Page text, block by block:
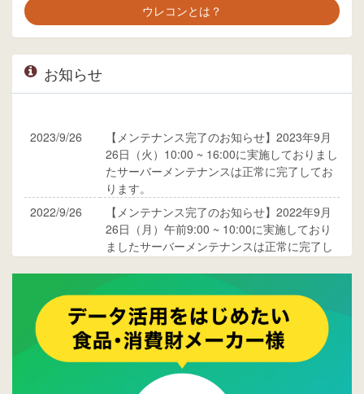
ウレコンとは？
お知らせ
2023/9/26
【メンテナンス完了のお知らせ】2023年9月
26日（火）10:00 ~ 16:00に実施しておりまし
たサーバーメンテナンスは正常に完了してお
ります。
2022/9/26
【メンテナンス完了のお知らせ】2022年9月
26日（月）午前9:00 ~ 10:00に実施しており
ましたサーバーメンテナンスは正常に完了し
ご覧ください。
2015/10/19
ウレコンのサイト機能を大幅バージョンアッ
プ。詳細はこちら。⇒告知ページへ
2015/09/28
ウレコンが機能拡充し、サイトリニューアル
しました。⇒
ウレコンFacebook